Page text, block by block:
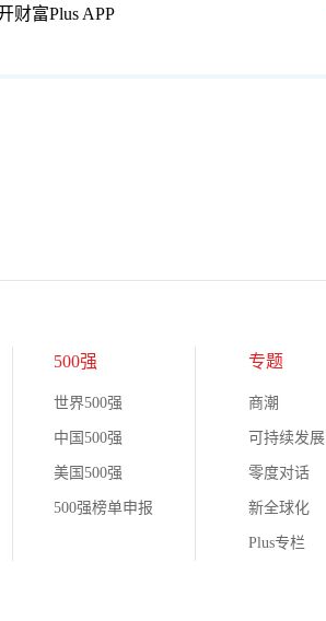
财富Plus APP
500强
世界500强
中国500强
美国500强
500强榜单申报
专题
商潮
可持续发展
零度对话
新全球化
Plus专栏